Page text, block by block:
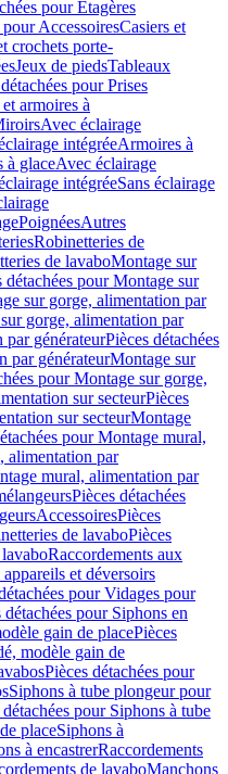
pour Etagères
pour AccessoiresCasiers et
crochets porte-
Jeux de piedsTableaux
pour Prises
armoires à
Avec éclairage
intégréeArmoires à
à glaceAvec éclairage
intégréeSans éclairage
PoignéesAutres
Robinetteries de
de lavaboMontage sur
détachées pour Montage sur
sur gorge, alimentation par
gorge, alimentation par
générateurPièces détachées
par générateurMontage sur
pour Montage sur gorge,
sur secteurPièces
sur secteurMontage
pour Montage mural,
alimentation par
mural, alimentation par
Pièces détachées
AccessoiresPièces
de lavaboPièces
Raccordements aux
et déversoirs
pour Vidages pour
détachées pour Siphons en
gain de placePièces
modèle gain de
Pièces détachées pour
Siphons à tube plongeur pour
détachées pour Siphons à tube
placeSiphons à
à encastrerRaccordements
de lavaboManchons